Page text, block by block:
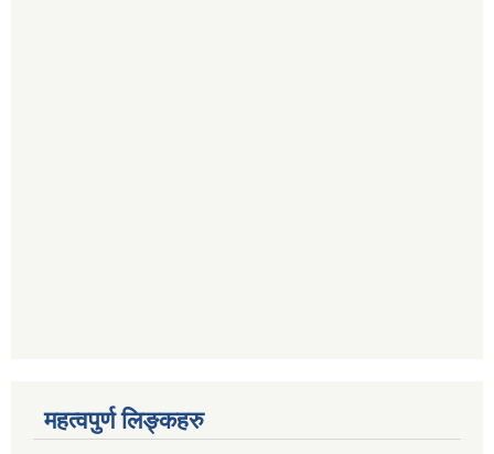
महत्वपुर्ण लिङ्कहरु